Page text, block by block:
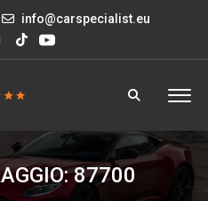
info@carspecialist.eu
87700